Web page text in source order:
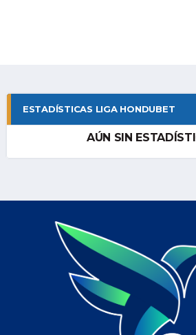
ESTADÍSTICAS LIGA HONDUBET
AÚN SIN